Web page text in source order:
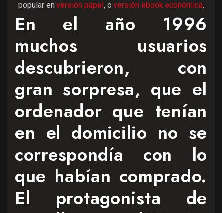
popular en versión papel, o versión ebook económica.
En el año 1996
muchos usuarios
descubrieron, con
gran sorpresa, que el
ordenador que tenían
en el domicilio no se
correspondía con lo
que habían comprado.
El protagonista de